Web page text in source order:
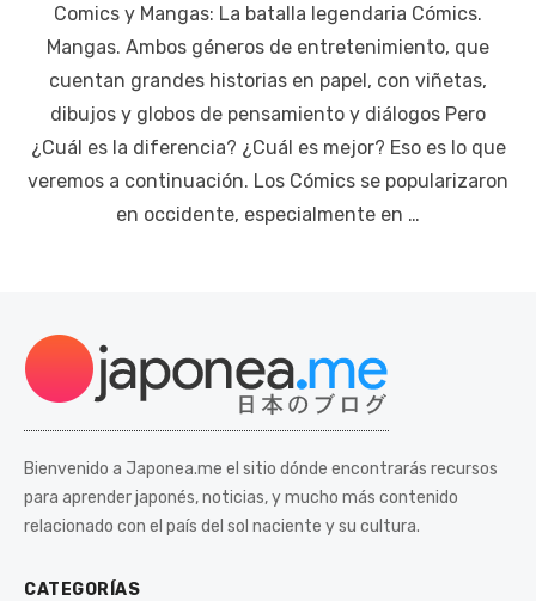
Comics y Mangas: La batalla legendaria Cómics.
Mangas. Ambos géneros de entretenimiento, que
cuentan grandes historias en papel, con viñetas,
dibujos y globos de pensamiento y diálogos Pero
¿Cuál es la diferencia? ¿Cuál es mejor? Eso es lo que
veremos a continuación. Los Cómics se popularizaron
en occidente, especialmente en …
Bienvenido a Japonea.me el sitio dónde encontrarás recursos
para aprender japonés, noticias, y mucho más contenido
relacionado con el país del sol naciente y su cultura.
CATEGORÍAS